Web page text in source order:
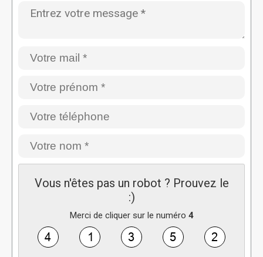
Vous n'êtes pas un robot ? Prouvez le
:)
Merci de cliquer sur le numéro 4